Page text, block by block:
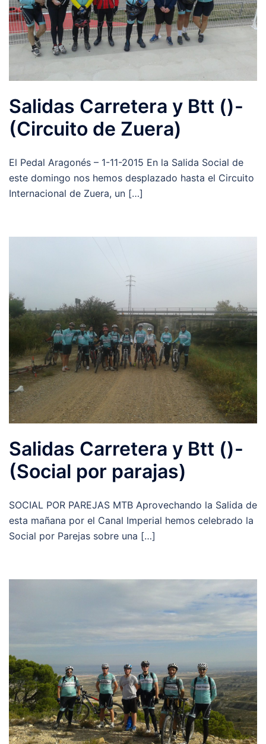
Salidas Carretera y Btt ()-
(Circuito de Zuera)
El Pedal Aragonés – 1-11-2015 En la Salida Social de
este domingo nos hemos desplazado hasta el Circuito
Internacional de Zuera, un […]
Salidas Carretera y Btt ()-
(Social por parajas)
SOCIAL POR PAREJAS MTB Aprovechando la Salida de
esta mañana por el Canal Imperial hemos celebrado la
Social por Parejas sobre una […]